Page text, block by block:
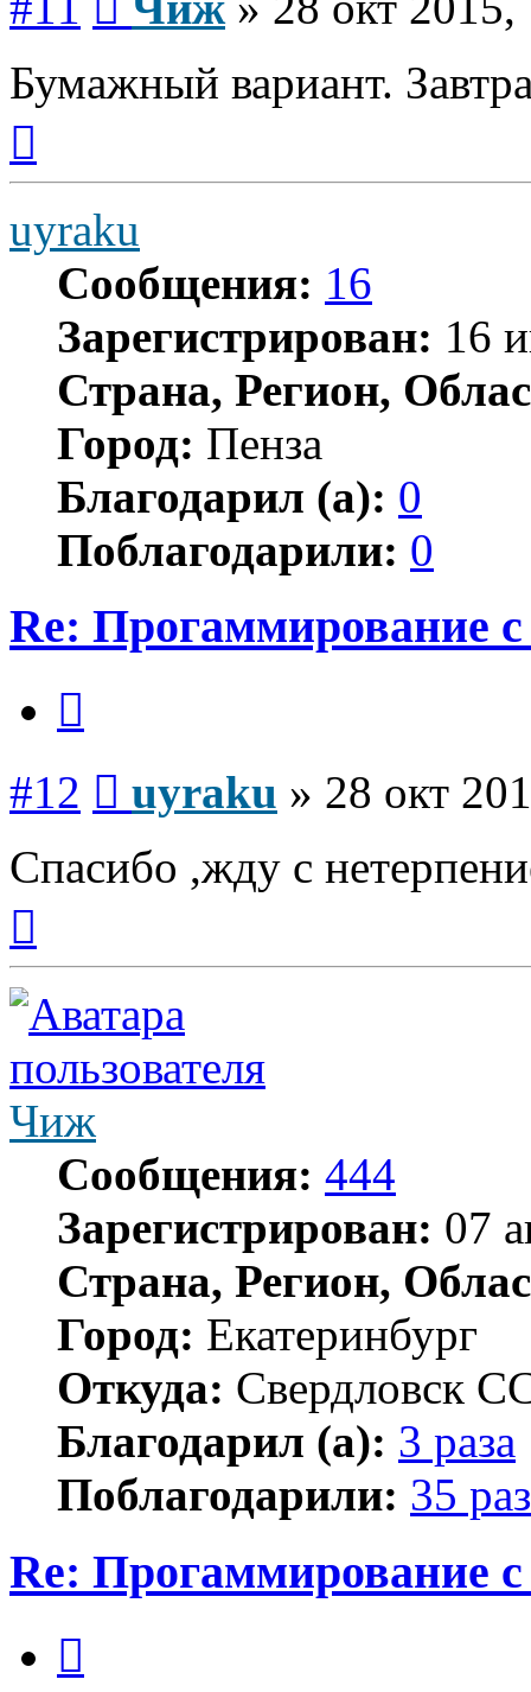
Бумажный вариант.
началу
uyraku
Сообщения: 16
Зарегистрирован: 16
Страна, Регион,
Город: Пенза
Благодарил (а): 0
Поблагодарили: 0
Re: Прогаммирование с
#12 uyraku » 28 окт
Спасибо ,жду с
началу
Чиж
Сообщения: 444
Зарегистрирован: 07
Страна, Регион,
Город: Екатеринбург
Откуда: Свердловск
Благодарил (а): 3 раза
Поблагодарили: 35 раз
Re: Прогаммирование с